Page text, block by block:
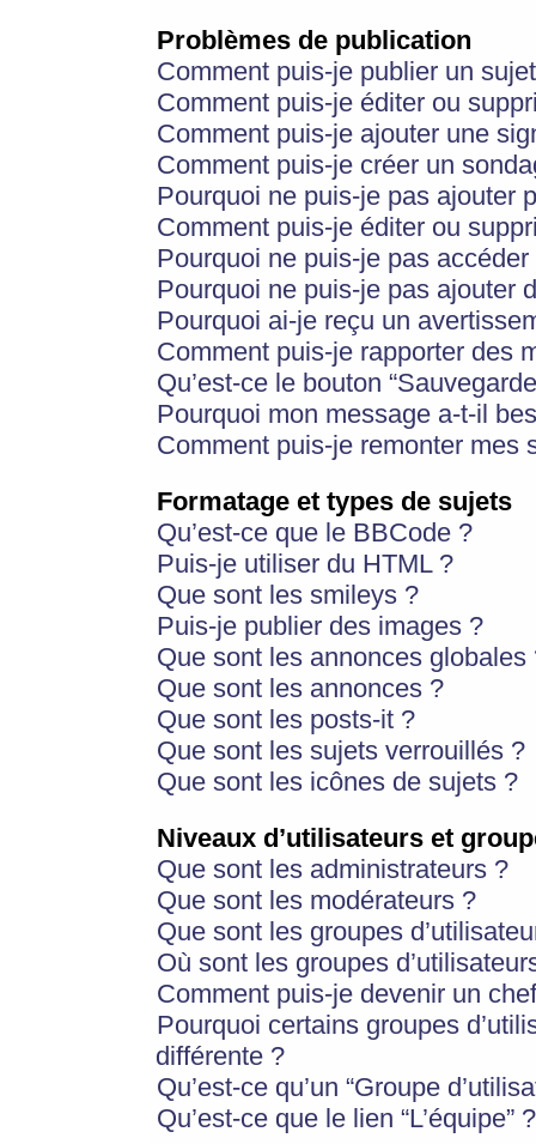
Problèmes de publication
Comment puis-je publier un
Comment puis-je éditer ou
Comment puis-je ajouter une
Comment puis-je créer un
Pourquoi ne puis-je pas ajouter
Comment puis-je éditer ou
Pourquoi ne puis-je pas
Pourquoi ne puis-je pas ajouter
Pourquoi ai-je reçu un
Comment puis-je rapporter des
Qu’est-ce le bouton
Pourquoi mon message a-t-il
Comment puis-je remonter mes
Formatage et types de sujets
Qu’est-ce que le BBCode ?
Puis-je utiliser du HTML ?
Que sont les smileys ?
Puis-je publier des images ?
Que sont les annonces globales
Que sont les annonces ?
Que sont les posts-it ?
Que sont les sujets verrouillés ?
Que sont les icônes de sujets ?
Niveaux d’utilisateurs et
Que sont les administrateurs ?
Que sont les modérateurs ?
Que sont les groupes
Où sont les groupes
Comment puis-je devenir un
Pourquoi certains groupes
différente ?
Qu’est-ce qu’un “Groupe
Qu’est-ce que le lien “L’équipe” ?